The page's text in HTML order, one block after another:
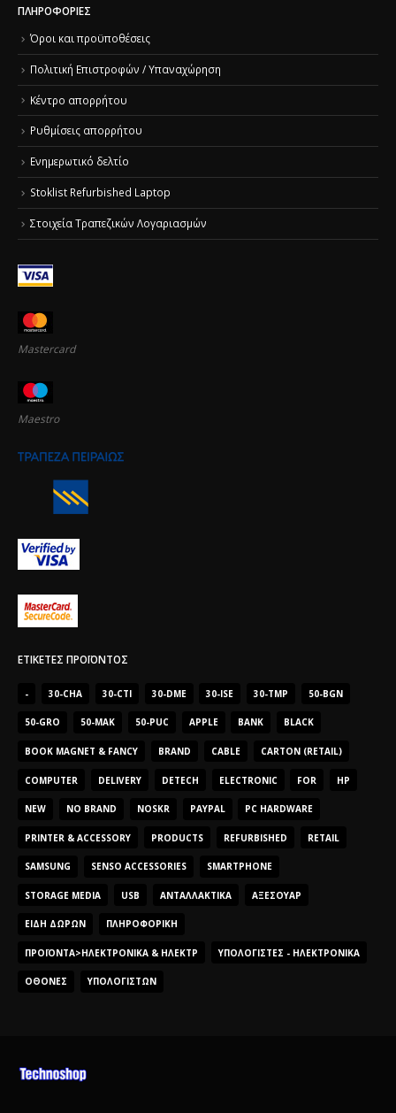
ΠΛΗΡΟΦΟΡΊΕΣ
Όροι και προϋποθέσεις
Πολιτική Επιστροφών / Υπαναχώρηση
Κέντρο απορρήτου
Ρυθμίσεις απορρήτου
Ενημερωτικό δελτίο
Stoklist Refurbished Laptop
Στοιχεία Τραπεζικών Λογαριασμών
Mastercard
Maestro
ΕΤΙΚΈΤΕΣ ΠΡΟΪΌΝΤΟΣ
- 30-CHA 30-CTI 30-DME 30-ISE 30-TMP 50-BGN
50-GRO 50-MAK 50-PUC APPLE BANK BLACK
BOOK MAGNET & FANCY BRAND CABLE CARTON (RETAIL)
COMPUTER DELIVERY DETECH ELECTRONIC FOR HP
NEW NO BRAND NOSKR PAYPAL PC HARDWARE
PRINTER & ACCESSORY PRODUCTS REFURBISHED RETAIL
SAMSUNG SENSO ACCESSORIES SMARTPHONE
STORAGE MEDIA USB ΑΝΤΑΛΛΑΚΤΙΚΆ ΑΞΕΣΟΥΆΡ
ΕΊΔΗ ΔΏΡΩΝ ΠΛΗΡΟΦΟΡΙΚΉ
ΠΡΟΪΌΝΤΑ>ΗΛΕΚΤΡΟΝΙΚΆ & ΗΛΕΚΤΡ ΥΠΟΛΟΓΙΣΤΈΣ - ΗΛΕΚΤΡΟΝΙΚΆ
ΟΘΌΝΕΣ ΥΠΟΛΟΓΙΣΤΏΝ